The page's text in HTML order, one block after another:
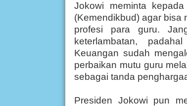
Jokowi meminta
(Kemendikbud) agar bisa
profesi para guru.
keterlambatan,
Keuangan sudah
perbaikan mutu guru
sebagai tanda
Presiden Jokowi pun